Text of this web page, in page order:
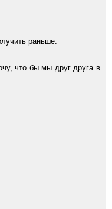
раньше.
что бы мы друг друга в